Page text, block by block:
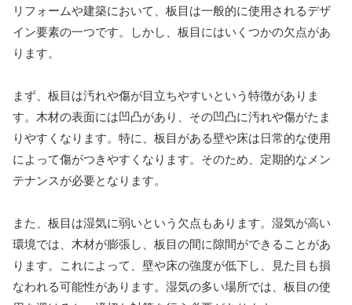
リフォームや建築において、板目は一般的に使用されるデザ
イン要素の一つです。しかし、板目にはいくつかの欠点があ
ります。
まず、板目は汚れや傷が目立ちやすいという特徴がありま
す。木材の表面には凹凸があり、その凹凸に汚れや傷がたま
りやすくなります。特に、板目がある壁や床は日常的な使用
によって傷がつきやすくなります。そのため、定期的なメン
テナンスが必要となります。
また、板目は湿気に弱いという欠点もあります。湿気が高い
環境では、木材が膨張し、板目の間に隙間ができることがあ
ります。これによって、壁や床の強度が低下し、見た目も損
なわれる可能性があります。湿気の多い場所では、板目の使